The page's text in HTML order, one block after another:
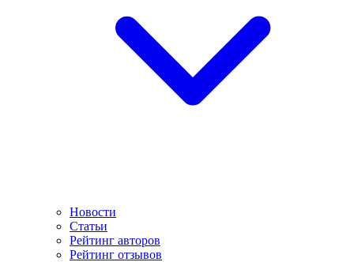
Новости
Статьи
Рейтинг авторов
Рейтинг отзывов